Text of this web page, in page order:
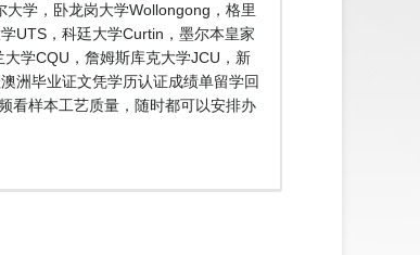
学，卧龙岗大学Wollongong，格里
UTS，科廷大学Curtin，墨尔本皇家
学CQU，詹姆斯库克大学JCU，新
洲毕业证文凭学历认证成绩单留学回
看样本工艺质量，随时都可以安排办